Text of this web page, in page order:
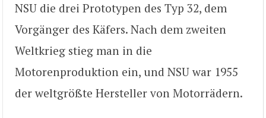
NSU die drei Prototypen des Typ 32, dem
Vorgänger des Käfers. Nach dem zweiten
Weltkrieg stieg man in die
Motorenproduktion ein, und NSU war 1955
der weltgrößte Hersteller von Motorrädern.